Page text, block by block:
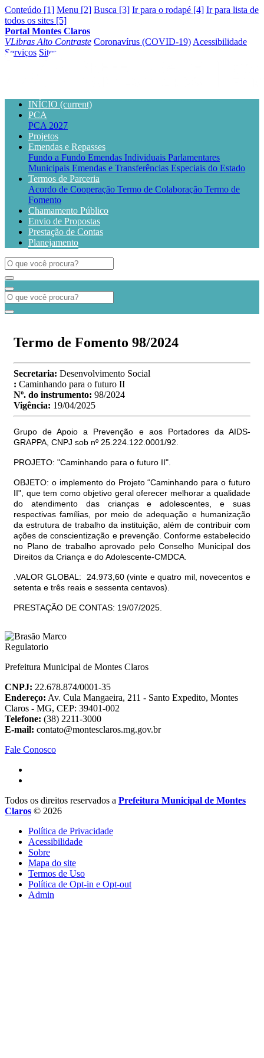
Conteúdo [1] Menu [2] Busca [3] Ir para o rodapé [4] Ir para lista de
todos os sites [5]
Portal Montes Claros
VLibras Alto Contraste Coronavírus (COVID-19) Acessibilidade
Serviços Sites
INÍCIO (current)
PCA
PCA 2027
Projetos
Emendas e Repasses
Fundo a Fundo Emendas Individuais Parlamentares
Municipais Emendas e Transferências Especiais do Estado
Termos de Parceria
Acordo de Cooperação Termo de Colaboração Termo de
Fomento
Chamamento Público
Envio de Propostas
Prestação de Contas
Planejamento
Termo de Fomento 98/2024
Secretaria: Desenvolvimento Social
: Caminhando para o futuro II
Nº. do instrumento: 98/2024
Vigência: 19/04/2025
Grupo de Apoio a Prevenção e aos Portadores da AIDS-
GRAPPA, CNPJ sob nº 25.224.122.0001/92.
PROJETO: "Caminhando para o futuro II".
OBJETO: o implemento do Projeto “Caminhando para o futuro
II", que tem como objetivo geral oferecer melhorar a qualidade
do atendimento das crianças e adolescentes, e suas
respectivas famílias, por meio de adequação e humanização
da estrutura de trabalho da instituição, além de contribuir com
ações de conscientização e prevenção. Conforme estabelecido
no Plano de trabalho aprovado pelo Conselho Municipal dos
Direitos da Criança e do Adolescente-CMDCA
VALOR GLOBAL: 24.973,60 (vinte e quatro mil, novecentos e
setenta e três reais e sessenta centavos).
PRESTAÇÃO DE CONTAS: 19/07/2025.
Prefeitura Municipal de Montes Claros
CNPJ: 22.678.874/0001-35
Endereço: Av. Cula Mangaeira, 211 - Santo Expedito, Montes
Claros - MG, CEP: 39401-002
Telefone: (38) 2211-3000
E-mail: contato@montesclaros.mg.gov.br
Fale Conosco
Todos os direitos reservados a Prefeitura Municipal de Montes
Claros © 2026
Política de Privacidade
Acessibilidade
Sobre
Mapa do site
Termos de Uso
Política de Opt-in e Opt-out
Admin